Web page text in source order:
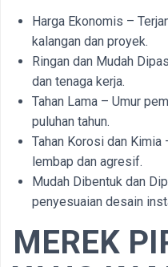
Harga Ekonomis –
kalangan dan proyek.
Ringan dan Mudah
dan tenaga kerja.
Tahan Lama – Umur
puluhan tahun.
Tahan Korosi dan Kimia
lembap dan agresif.
Mudah Dibentuk dan
penyesuaian desain
MEREK